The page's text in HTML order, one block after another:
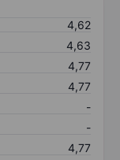
4,62
4,63
4,77
4,77
-
-
4,77